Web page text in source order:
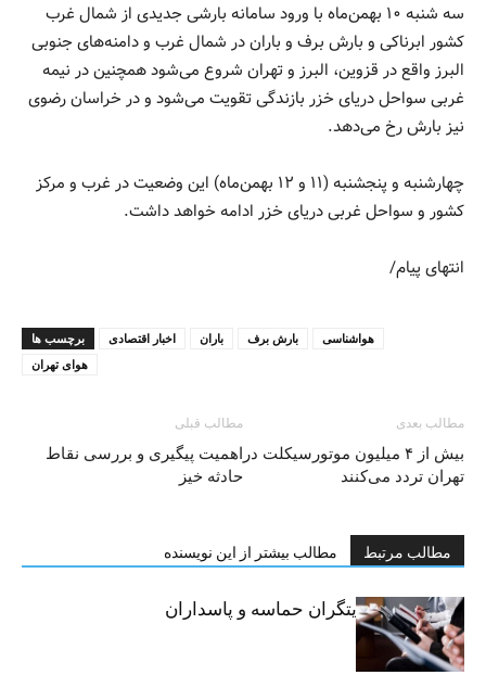
سه شنبه ۱۰ بهمن‌ماه با ورود سامانه بارشی جدیدی از شمال غرب
کشور ابرناکی و بارش برف و باران در شمال غرب و دامنه‌های جنوبی
البرز واقع در قزوین، البرز و تهران شروع می‌شود همچنین در نیمه
غربی سواحل دریای خزر بازندگی تقویت می‌شود و در خراسان رضوی
نیز بارش رخ می‌دهد.
چهارشنبه و پنجشنبه (۱۱ و ۱۲ بهمن‌ماه) این وضعیت در غرب و مرکز
کشور و سواحل غربی دریای خزر ادامه خواهد داشت.
انتهای پیام/
برچسب ها اخبار اقتصادی باران بارش برف
هواشناسی
هوای تهران
مطالب قبلی
اهمیت پیگیری و بررسی نقاط
حادثه خیز
مطالب بعدی
بیش از ۴ میلیون موتورسیکلت در
تهران تردد می‌کنند
مطالب مرتبط مطالب بیشتر از این نویسنده
خبرنگاران، روایتگران حماسه و پاسداران
حقیقت